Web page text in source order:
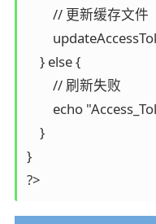
        // 更新缓存文件
    } else {
        // 刷新失败
echo
    }
}
?>